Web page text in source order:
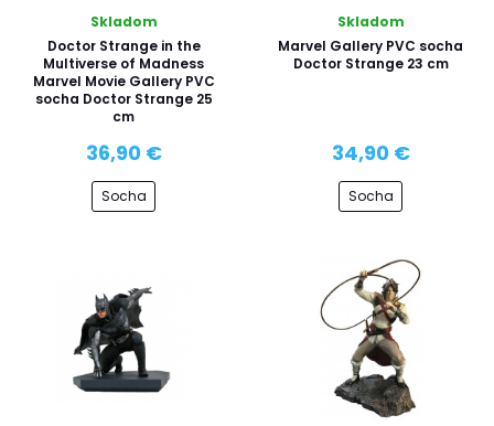
Skladom
Doctor Strange in the
Multiverse of Madness
Marvel Movie Gallery PVC
socha Doctor Strange 25
cm
36,90 €
Socha
Skladom
Marvel Gallery PVC socha
Doctor Strange 23 cm
34,90 €
Socha